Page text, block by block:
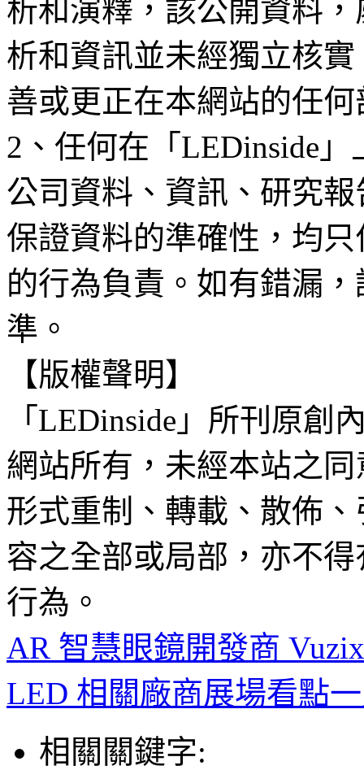
析和演釋，該公開資料
析和資訊並未經獨立核
善或更正在本網站的任
2、任何在「LEDinside
公司資料、資訊、研究
保證資料的準確性，均
的行為負責。如有錯漏
準。
【版權聲明】
「LEDinside」所刊原創
網站所有，未經本站之
形式重制、轉載、散佈
容之全部或局部，亦不
行為。
AR 智慧眼鏡開發商
LED 相關廠商展場看點
相關關鍵字: